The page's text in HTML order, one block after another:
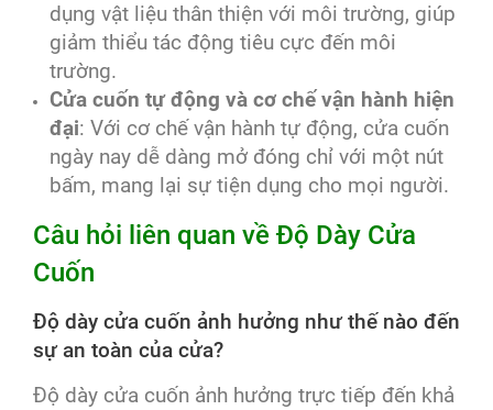
dụng vật liệu thân thiện với môi trường, giúp
giảm thiểu tác động tiêu cực đến môi
trường.
Cửa cuốn tự động và cơ chế vận hành hiện
đại: Với cơ chế vận hành tự động, cửa cuốn
ngày nay dễ dàng mở đóng chỉ với một nút
bấm, mang lại sự tiện dụng cho mọi người.
Câu hỏi liên quan về Độ Dày Cửa
Cuốn
Độ dày cửa cuốn ảnh hưởng như thế nào đến
sự an toàn của cửa?
Độ dày cửa cuốn ảnh hưởng trực tiếp đến khả